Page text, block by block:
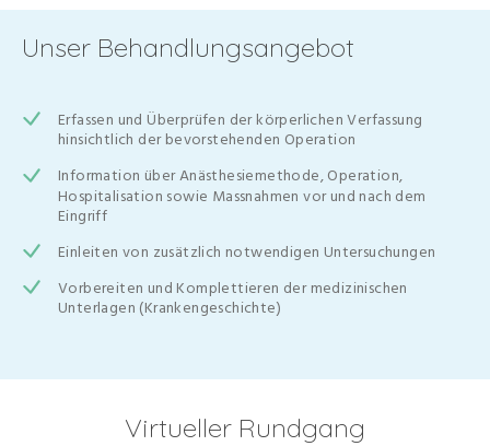
Unser Behandlungsangebot
Erfassen und Überprüfen der körperlichen Verfassung
hinsichtlich der bevorstehenden Operation
Information über Anästhesiemethode, Operation,
Hospitalisation sowie Massnahmen vor und nach dem
Eingriff
Einleiten von zusätzlich notwendigen Untersuchungen
Vorbereiten und Komplettieren der medizinischen
Unterlagen (Krankengeschichte)
Virtueller Rundgang